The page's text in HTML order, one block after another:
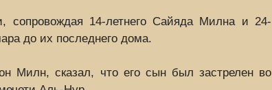
сопровождая 14-летнего Сайяда Милна и 24-
до их последнего дома.
Милн, сказал, что его сын был застрелен во